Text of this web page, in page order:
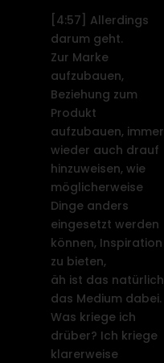
[4:57]
Allerdings
darum geht.
Zur Marke
aufzubauen,
Beziehung zum
Produkt
aufzubauen, immer
wieder auch drauf
hinzuweisen, wie
möglicherweise
Dinge anders
eingesetzt werden
können, Inspiration
zu bieten,
äh ist das natürlich
das Medium dabei.
Was kriege ich
drüber? Ich kriege
klarerweise